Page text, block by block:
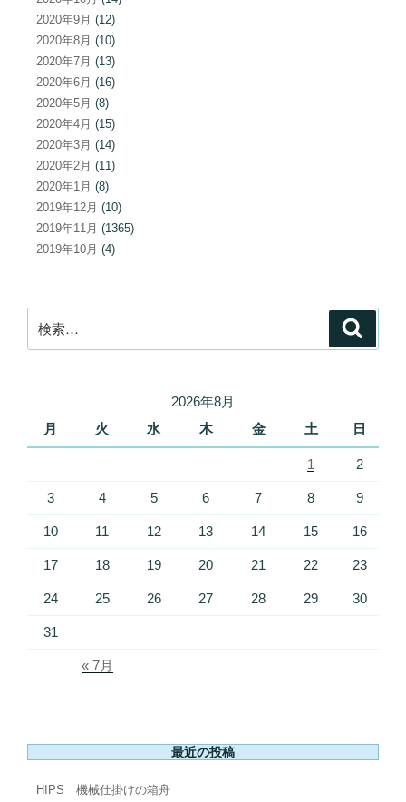
2020年9月 (12)
2020年8月 (10)
2020年7月 (13)
2020年6月 (16)
2020年5月 (8)
2020年4月 (15)
2020年3月 (14)
2020年2月 (11)
2020年1月 (8)
2019年12月 (10)
2019年11月 (1365)
2019年10月 (4)
索:
2026年8月
月
火 水 木 金 土 日
1 2
3 4 5 6 7 8 9
10 11 12 13 14 15 16
17 18 19 20 21 22 23
24 25 26 27 28 29 30
31
« 7月
最近の投稿
HIPS 機械仕掛けの箱舟